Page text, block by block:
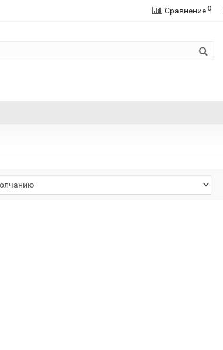
Сравнение 0